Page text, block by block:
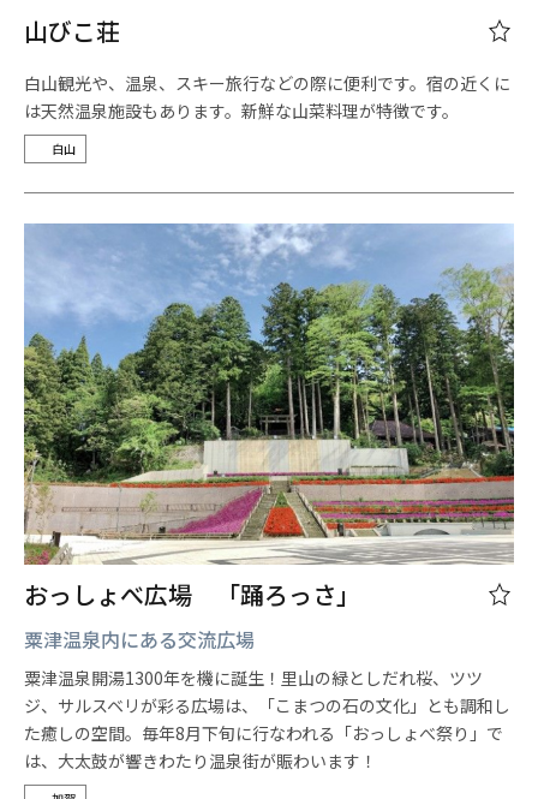
山びこ荘
白山観光や、温泉、スキー旅行などの際に便利です。宿の近くに
は天然温泉施設もあります。新鮮な山菜料理が特徴です。
白山
おっしょべ広場 「踊ろっさ」
粟津温泉内にある交流広場
粟津温泉開湯1300年を機に誕生！里山の緑としだれ桜、ツツ
ジ、サルスベリが彩る広場は、「こまつの石の文化」とも調和し
た癒しの空間。毎年8月下旬に行なわれる「おっしょべ祭り」で
は、大太鼓が響きわたり温泉街が賑わいます！